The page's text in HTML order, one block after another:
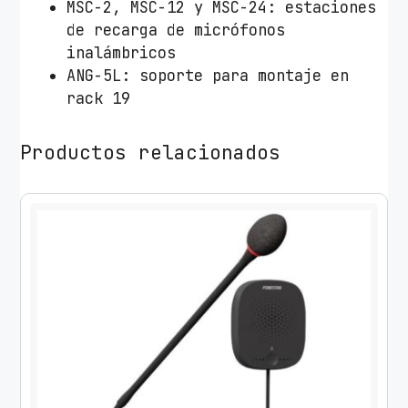
MSC-2, MSC-12 y MSC-24: estaciones
de recarga de micrófonos
inalámbricos
ANG-5L: soporte para montaje en
rack 19
Productos relacionados